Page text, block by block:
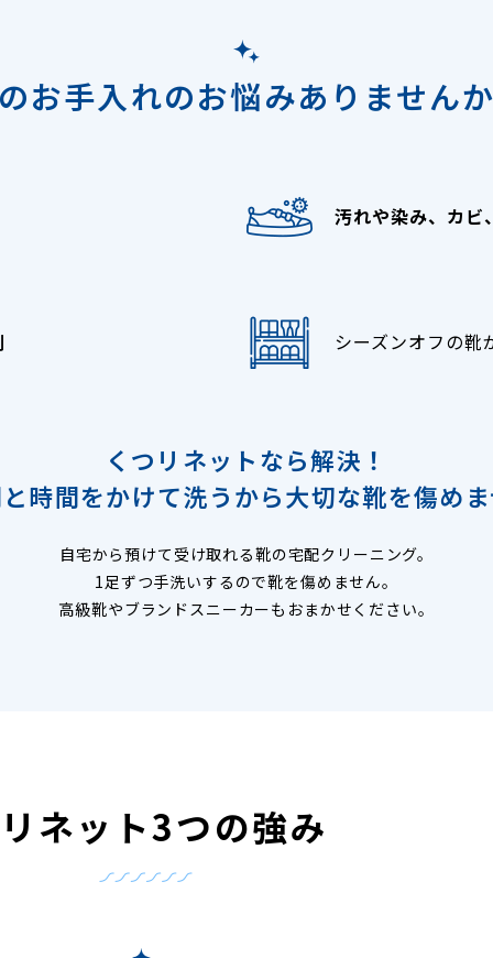
お手入れのお悩みありません
汚れや染み、カビ
シーズンオフの靴
くつリネットなら解決！
時間をかけて洗うから大切な靴を傷め
自宅から預けて受け取れる靴の宅配クリーニング。
1足ずつ手洗いするので靴を傷めません。
高級靴やブランドスニーカーもおまかせください。
ネット3つの強み